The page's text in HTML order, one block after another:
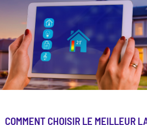
COMMENT CHOISIR LE MEILLEUR